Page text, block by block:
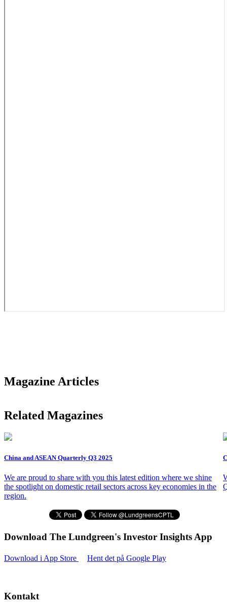
Magazine Articles
Related Magazines
China and ASEAN Quarterly Q3 2025
We are proud to share with you this latest edition where we shine
the spotlight on domestic retail sectors across key economies in the
region.
Download The Lundgreen's Investor Insights App
Download i App Store Hent det på Google Play
Kontakt